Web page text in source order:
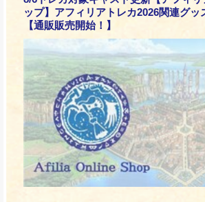
ップ】アフィリアトレカ2026関連グッ
【通販販売開始！】